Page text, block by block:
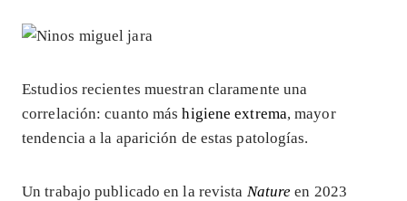
Estudios recientes muestran claramente una
correlación: cuanto máshigiene extrema, mayor
tendencia a la aparición de estas patologías.
Un trabajo publicado en la revista Natureen 2023